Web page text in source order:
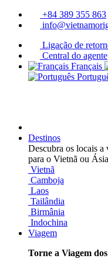
+84 389 355 863
Ligação de
Central do agente
Français
Destinos
Descubra os locais a
para o Vietnã ou
Vietnã
Camboja
Laos
Tailândia
Birmânia
Indochina
Viagem
Torne a Viagem